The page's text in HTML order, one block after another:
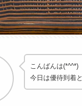
こんばんは
今日は優待到着